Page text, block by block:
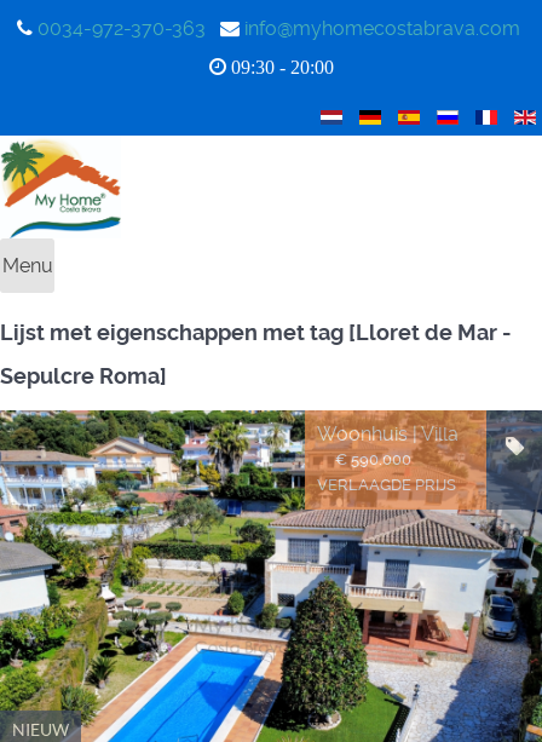
0034-972-370-363 info@myhomecostabrava.com
09:30 - 20:00
Menu
Lijst met eigenschappen met tag [Lloret de Mar -
Sepulcre Roma]
NIEUW
Woonhuis | Villa
€ 590.000
VERLAAGDE PRIJS